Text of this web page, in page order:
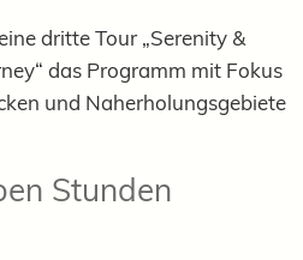
dritte Tour „Serenity &
das Programm mit Fokus
und Naherholungsgebiete
Stunden